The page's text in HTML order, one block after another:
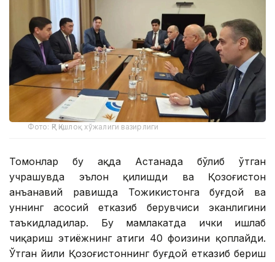
Фото: ҚР Қишлоқ хўжалиги вазирлиги
Томонлар бу ҳақда Астанада бўлиб ўтган
учрашувда эълон қилишди ва Қозоғистон
анъанавий равишда Тожикистонга буғдой ва
уннинг асосий етказиб берувчиси эканлигини
таъкидладилар. Бу мамлакатда ички ишлаб
чиқариш эҳтиёжнинг атиги 40 фоизини қоплайди.
Ўтган йили Қозоғистоннинг буғдой етказиб бериш